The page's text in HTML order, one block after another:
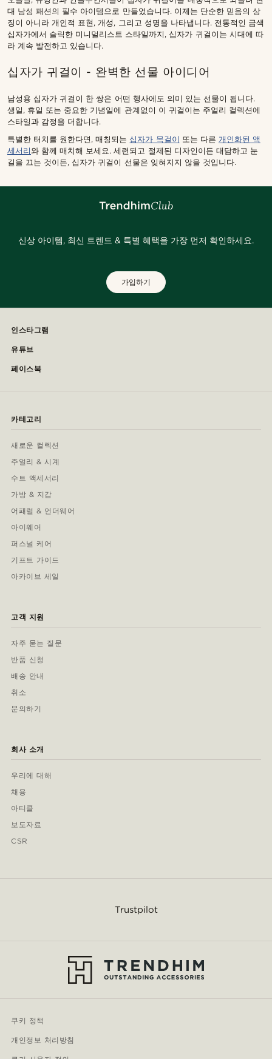
대 남성 패션의 필수 아이템으로 만들었습니다. 이제는 단순한 믿음의 상
징이 아니라 개인적 표현, 개성, 그리고 성명을 나타냅니다. 전통적인 금색
십자가에서 슬릭한 미니멀리스트 스타일까지, 십자가 귀걸이는 시대에 따
라 계속 발전하고 있습니다.
십자가 귀걸이 - 완벽한 선물 아이디어
남성용 십자가 귀걸이 한 쌍은 어떤 행사에도 의미 있는 선물이 됩니다.
생일, 휴일 또는 중요한 기념일에 관계없이 이 귀걸이는 주얼리 컬렉션에
스타일과 감정을 더합니다.
특별한 터치를 원한다면, 매칭되는 십자가 목걸이 또는 다른 개인화된 액
세서리와 함께 매치해 보세요. 세련되고 절제된 디자인이든 대담하고 눈
길을 끄는 것이든, 십자가 귀걸이 선물은 잊혀지지 않을 것입니다.
신상 아이템, 최신 트렌드 & 특별 혜택을 가장 먼저 확인하세요.
가입하기
인스타그램
유튜브
페이스북
카테고리
새로운 컬렉션
주얼리 & 시계
수트 액세서리
가방 & 지갑
어패럴 & 언더웨어
아이웨어
퍼스널 케어
기프트 가이드
아카이브 세일
고객 지원
자주 묻는 질문
반품 신청
배송 안내
취소
문의하기
회사 소개
우리에 대해
채용
아티클
보도자료
CSR
Trustpilot
쿠키 정책
개인정보 처리방침